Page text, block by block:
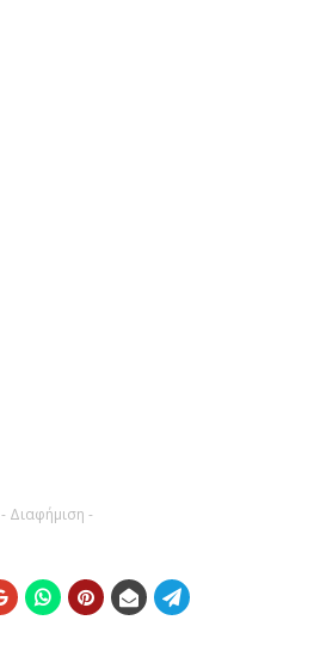
- Διαφήμιση -